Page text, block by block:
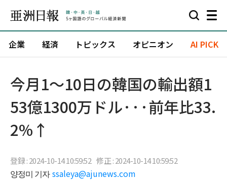
企業 経済 トピックス オピニオン AI PICK
今月1～10日の韓国の輸出額1
53億1300万ドル···前年比33.
2%↑
登録 : 2024-10-14 10:59:52 修正 : 2024-10-14 10:59:52
양정미 기자 ssaleya@ajunews.com